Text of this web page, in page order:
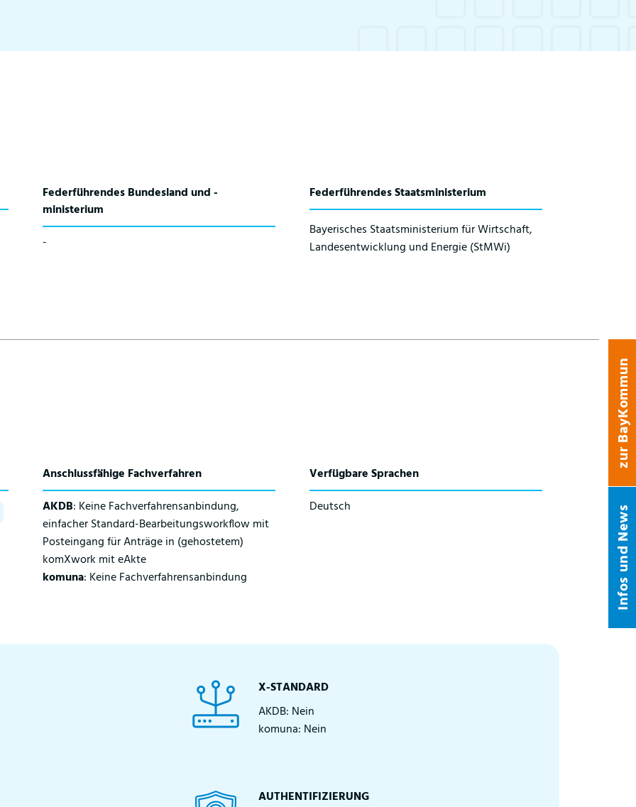
Federführendes Bundesland und -
ministerium
-
Federführendes Staatsministerium
Bayerisches Staatsministerium für Wirtschaft,
Landesentwicklung und Energie (StMWi)
Anschlussfähige Fachverfahren
AKDB: Keine Fachverfahrensanbindung,
einfacher Standard-Bearbeitungsworkflow mit
Posteingang für Anträge in (gehostetem)
komXwork mit eAkte
komuna: Keine Fachverfahrensanbindung
Verfügbare Sprachen
Deutsch
X-STANDARD
AKDB: Nein
komuna: Nein
AUTHENTIFIZIERUNG
Infos und News
zur BayKommun